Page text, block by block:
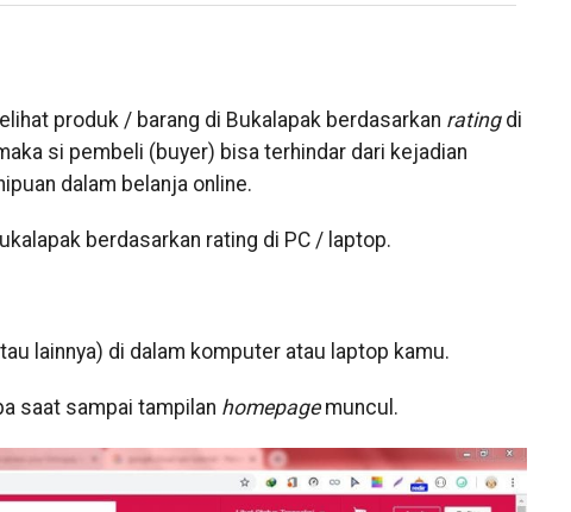
produk / barang di Bukalapak berdasarkan ratingdi
si pembeli (buyer) bisa terhindar dari kejadian
dalam belanja online.
berdasarkan rating di PC / laptop.
lainnya) di dalam komputer atau laptop kamu.
saat sampai tampilan homepagemuncul.